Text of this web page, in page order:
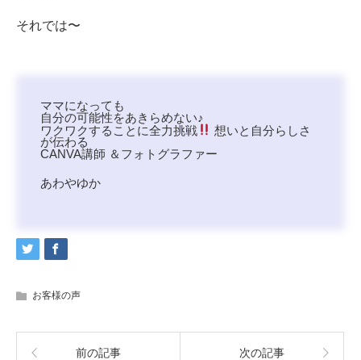
それでは〜
ママになっても
自分の可能性をあきらめない♪
ワクワクすることに全力挑戦
⁡想いと自分らしさ
が伝わる
CANVA講師 ＆フォトグラファー
あわやゆか
お客様の声
前の記事 次の記事